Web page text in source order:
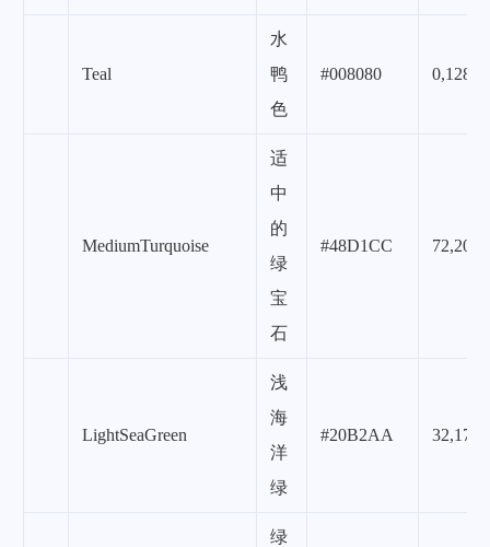
Teal
水
鸭
色
#008080
MediumTurquoise
适
中
的
绿
宝
石
#48D1CC
LightSeaGreen
浅
海
洋
绿
#20B2AA
绿